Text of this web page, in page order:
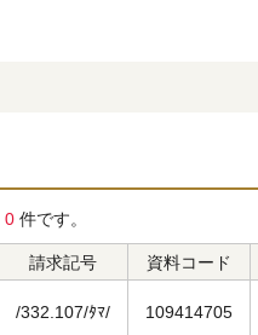
0 件です。
請求記号 資料コード
/332.107/ﾀﾏ/ 109414705